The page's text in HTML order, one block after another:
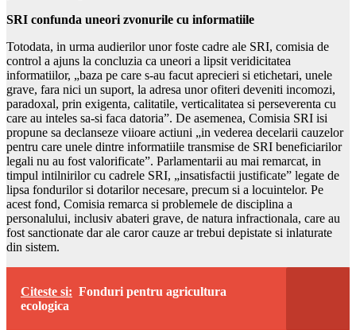
SRI confunda uneori zvonurile cu informatiile
Totodata, in urma audierilor unor foste cadre ale SRI, comisia de
control a ajuns la concluzia ca uneori a lipsit veridicitatea
informatiilor, „baza pe care s-au facut aprecieri si etichetari, unele
grave, fara nici un suport, la adresa unor ofiteri deveniti incomozi,
paradoxal, prin exigenta, calitatile, verticalitatea si perseverenta cu
care au inteles sa-si faca datoria”. De asemenea, Comisia SRI isi
propune sa declanseze viioare actiuni „in vederea decelarii cauzelor
pentru care unele dintre informatiile transmise de SRI beneficiarilor
legali nu au fost valorificate”. Parlamentarii au mai remarcat, in
timpul intilnirilor cu cadrele SRI, „insatisfactii justificate” legate de
lipsa fondurilor si dotarilor necesare, precum si a locuintelor. Pe
acest fond, Comisia remarca si problemele de disciplina a
personalului, inclusiv abateri grave, de natura infractionala, care au
fost sanctionate dar ale caror cauze ar trebui depistate si inlaturate
din sistem.
Citeste si: Fonduri pentru agricultura
ecologica